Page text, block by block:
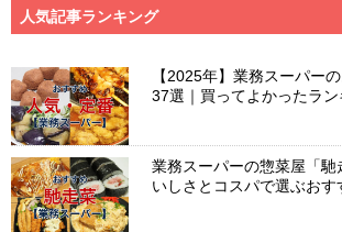
人気記事ランキング
【2025年】業務スーパー
37選｜買ってよかったラン
業務スーパーの惣菜屋「馳
いしさとコスパで選ぶおす